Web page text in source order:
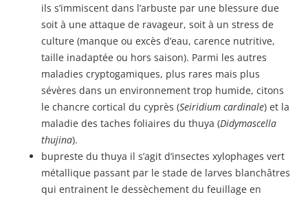
ils s’immiscent dans l’arbuste par une blessure due
soit à une attaque de ravageur, soit à un stress de
culture (manque ou excès d’eau, carence nutritive,
taille inadaptée ou hors saison). Parmi les autres
maladies cryptogamiques, plus rares mais plus
sévères dans un environnement trop humide, citons
le chancre cortical du cyprès (Seiridium cardinale) et la
maladie des taches foliaires du thuya (Didymascella
thujina).
bupreste du thuya il s’agit d’insectes xylophages vert
métallique passant par le stade de larves blanchâtres
qui entrainent le dessèchement du feuillage en